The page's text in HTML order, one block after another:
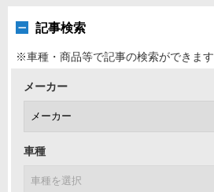
記事検索
※車種・商品等で記事の検索ができます
メーカー
車種